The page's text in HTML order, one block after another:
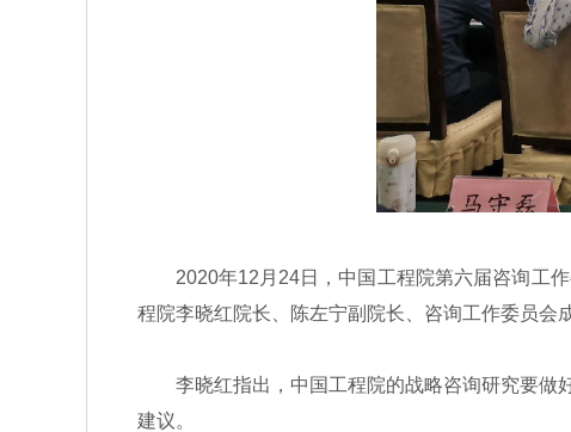
2020年12月24日，中国工程院第六届咨询工作
程院李晓红院长、陈左宁副院长、咨询工作委员会
李晓红指出，中国工程院的战略咨询研究要做好
建议。